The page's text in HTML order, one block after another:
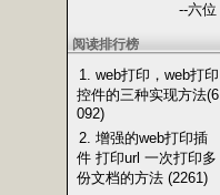
--六位
阅读排行榜
1. web打印，web打印
控件的三种实现方法(6
092)
2. 增强的web打印插
件 打印url 一次打印多
份文档的方法 (2261)